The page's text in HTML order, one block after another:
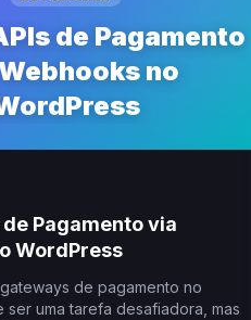
de Pagamento
no
Pagamento via
WordPress
de pagamento no
ser uma tarefa desafiadora, mas